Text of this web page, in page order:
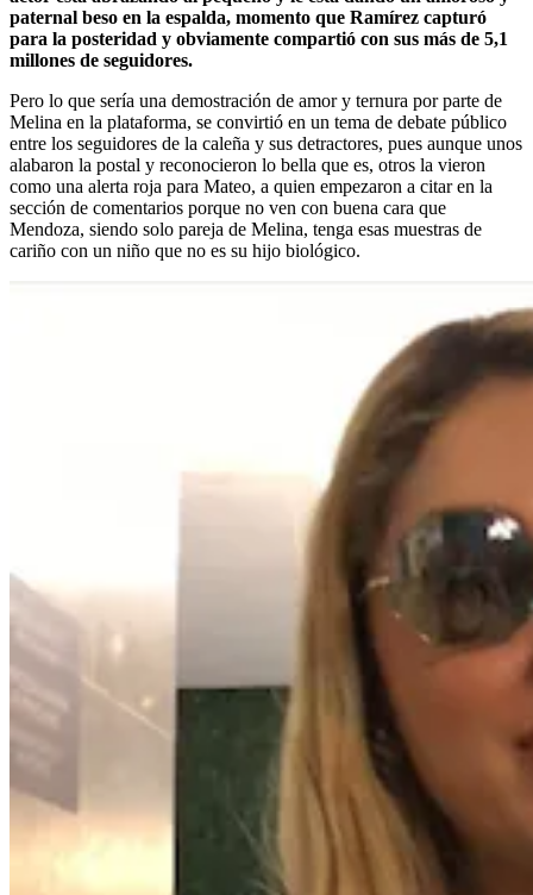
paternal beso en la espalda, momento que Ramírez capturó
para la posteridad y obviamente compartió con sus más de 5,1
millones de seguidores.
Pero lo que sería una demostración de amor y ternura por parte de
Melina en la plataforma, se convirtió en un tema de debate público
entre los seguidores de la caleña y sus detractores, pues aunque unos
alabaron la postal y reconocieron lo bella que es, otros la vieron
como una alerta roja para Mateo, a quien empezaron a citar en la
sección de comentarios porque no ven con buena cara que
Mendoza, siendo solo pareja de Melina, tenga esas muestras de
cariño con un niño que no es su hijo biológico.